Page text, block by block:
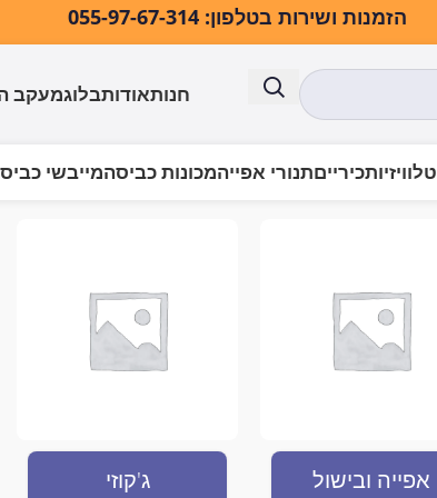
הזמנות ושירות בטלפון: 055-97-67-314
חנותאודותבלוגמעקב
טלוויזיותכירייםתנורי אפייהמכונות כביסהמייבשי
אפייה ובישול ג'קוזי